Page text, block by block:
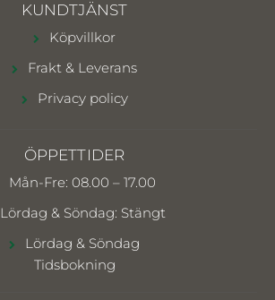
KUNDTJÄNST
Köpvillkor
Frakt & Leverans
Privacy policy
ÖPPETTIDER
Mån-Fre: 08.00 – 17.00
Lördag & Söndag: Stängt
Lördag & Söndag
Tidsbokning